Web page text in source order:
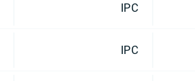
IPC
IPC